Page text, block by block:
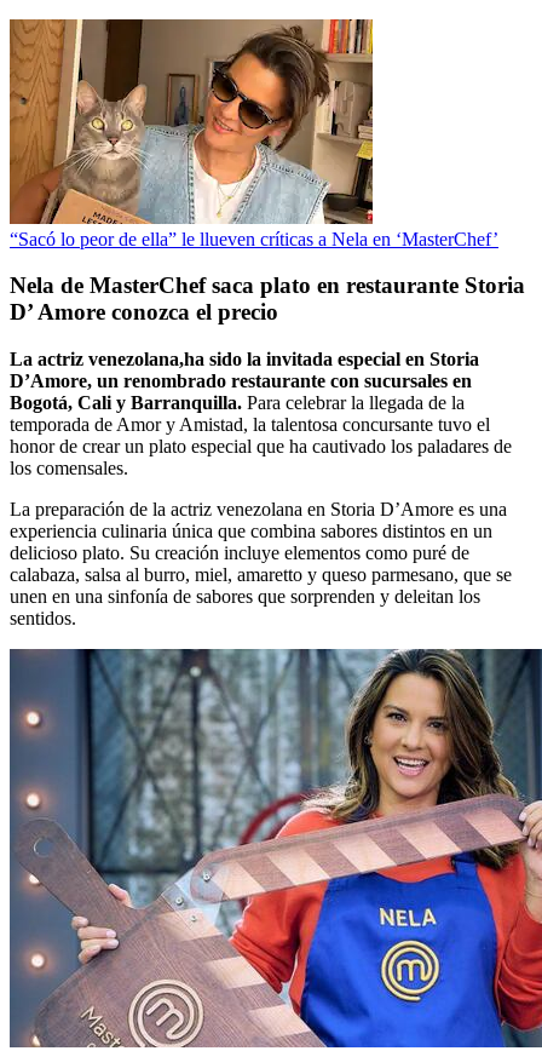
“Sacó lo peor de ella” le llueven críticas a Nela en ‘MasterChef’
Nela de MasterChef saca plato en restaurante Storia
D’ Amore conozca el precio
La actriz venezolana,ha sido la invitada especial en Storia
D’Amore, un renombrado restaurante con sucursales en
Bogotá, Cali y Barranquilla. Para celebrar la llegada de la
temporada de Amor y Amistad, la talentosa concursante tuvo el
honor de crear un plato especial que ha cautivado los paladares de
los comensales.
La preparación de la actriz venezolana en Storia D’Amore es una
experiencia culinaria única que combina sabores distintos en un
delicioso plato. Su creación incluye elementos como puré de
calabaza, salsa al burro, miel, amaretto y queso parmesano, que se
unen en una sinfonía de sabores que sorprenden y deleitan los
sentidos.